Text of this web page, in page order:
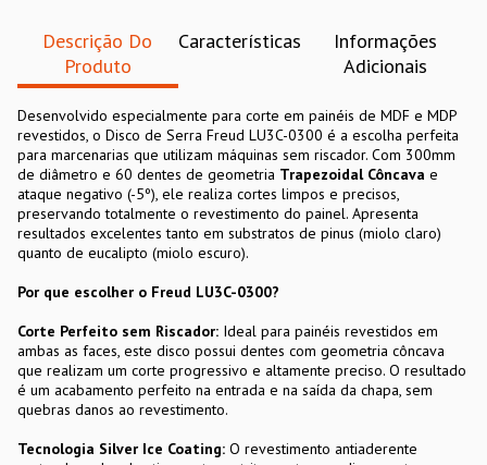
Descrição Do
Produto
Características
Informações
Adicionais
Desenvolvido especialmente para corte em painéis de MDF e MDP
revestidos, o Disco de Serra Freud LU3C-0300 é a escolha perfeita
para marcenarias que utilizam máquinas sem riscador. Com 300mm
de diâmetro e 60 dentes de geometria Trapezoidal Côncava e
ataque negativo (-5º), ele realiza cortes limpos e precisos,
preservando totalmente o revestimento do painel. Apresenta
resultados excelentes tanto em substratos de pinus (miolo claro)
quanto de eucalipto (miolo escuro).
Por que escolher o Freud LU3C-0300?
Corte Perfeito sem Riscador: Ideal para painéis revestidos em
ambas as faces, este disco possui dentes com geometria côncava
que realizam um corte progressivo e altamente preciso. O resultado
é um acabamento perfeito na entrada e na saída da chapa, sem
quebras danos ao revestimento.
Tecnologia Silver Ice Coating: O revestimento antiaderente